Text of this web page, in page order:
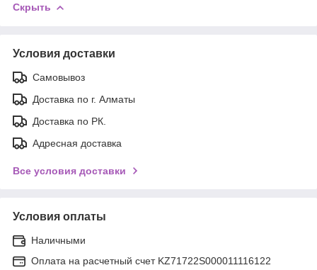
Скрыть
Условия доставки
Самовывоз
Доставка по г. Алматы
Доставка по РК.
Адресная доставка
Все условия доставки
Условия оплаты
Наличными
Оплата на расчетный счет KZ71722S000011116122